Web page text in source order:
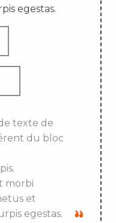
egestas.
texte de
du bloc
morbi
et
egestas.